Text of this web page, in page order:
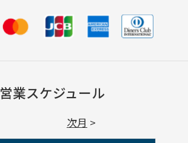
営業スケジュール
次月